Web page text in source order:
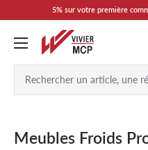
contenu
5% sur votre première
Vivier
MCP
Meubles Froids